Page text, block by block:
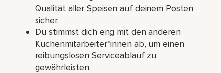
Qualität aller Speisen auf deinem Posten
sicher.
Du stimmst dich eng mit den anderen
Küchenmitarbeiter*innen ab, um einen
reibungslosen Serviceablauf zu
gewährleisten.